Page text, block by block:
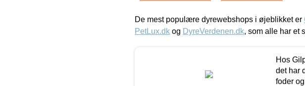
De mest populære dyrewebshops i øjeblikket er
PetLux.dk og DyreVerdenen.dk, som alle har et
Hos
det har
foder